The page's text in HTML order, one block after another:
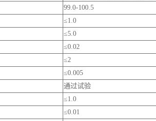
99.0-100.5
≤1.0
≤5.0
≤0.02
≤2
≤0.005
通过试验
≤1.0
≤0.01